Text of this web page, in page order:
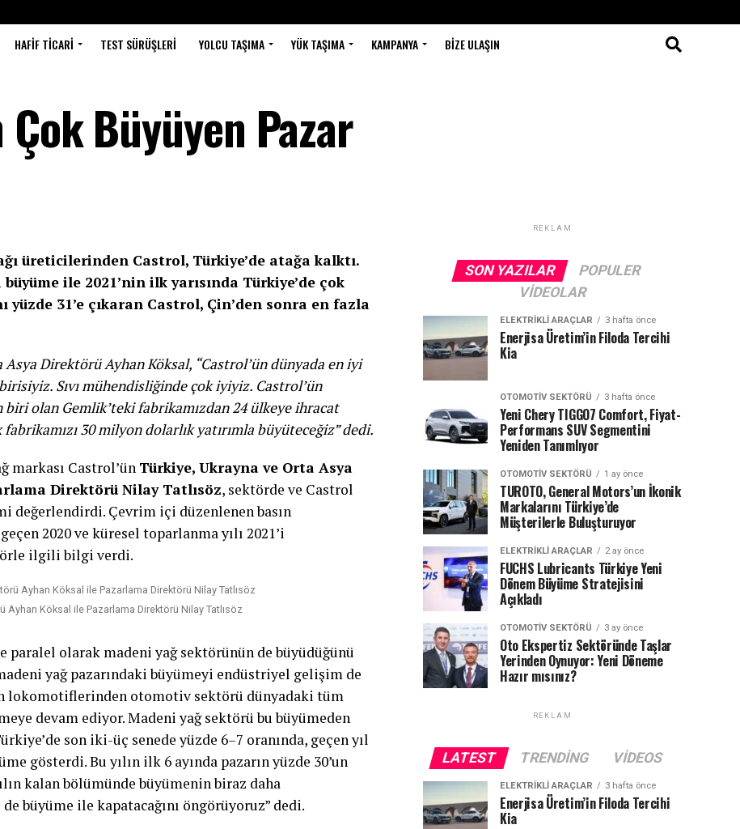
HAFIF TICARI TEST SÜRÜŞLERI YOLCU TAŞIMA YÜK TAŞIMA KAMPANYA BIZE ULAŞIN
Çok Büyüyen Pazar
üreticilerinden Castrol, Türkiye’de atağa kalktı.
ile 2021’nin ilk yarısında Türkiye’de çok
yüzde 31’e çıkaran Castrol, Çin’den sonra en fazla
Direktörü Ayhan Köksal, “Castrol’ün dünyada en iyi
Sıvı mühendisliğinde çok iyiyiz. Castrol’ün
olan Gemlik’teki fabrikamızdan 24 ülkeye ihracat
30 milyon dolarlık yatırımla büyüteceğiz” dedi.
markası Castrol’ün Türkiye, Ukrayna ve Orta Asya
Direktörü Nilay Tatlısöz, sektörde ve Castrol
değerlendirdi. Çevrim içi düzenlenen basın
2020 ve küresel toparlanma yılı 2021’i
ilgili bilgi verdi.
Ayhan Köksal ile Pazarlama Direktörü Nilay Tatlısöz
olarak madeni yağ sektörünün de büyüdüğünü
yağ pazarındaki büyümeyi endüstriyel gelişim de
lokomotiflerinden otomotiv sektörü dünyadaki tüm
devam ediyor. Madeni yağ sektörü bu büyümeden
son iki-üç senede yüzde 6–7 oranında, geçen yıl
gösterdi. Bu yılın ilk 6 ayında pazarın yüzde 30’un
kalan bölümünde büyümenin biraz daha
büyüme ile kapatacağını öngörüyoruz” dedi.
REKLAM
SON YAZILAR
POPULER
VIDEOLAR
ELEKTRIKLI ARAÇLAR 3 hafta önce
Enerjisa Üretim’in Filoda Tercihi
Kia
OTOMOTIV SEKTÖRÜ 3 hafta önce
Yeni Chery TIGGO7 Comfort, Fiyat-
Performans SUV Segmentini
Yeniden Tanımlıyor
OTOMOTIV SEKTÖRÜ 1 ay önce
TUROTO, General Motors’un İkonik
Markalarını Türkiye’de
Müşterilerle Buluşturuyor
ELEKTRIKLI ARAÇLAR 2 ay önce
FUCHS Lubricants Türkiye Yeni
Dönem Büyüme Stratejisini
Açıkladı
OTOMOTIV SEKTÖRÜ 3 ay önce
Oto Ekspertiz Sektöründe Taşlar
Yerinden Oynuyor: Yeni Döneme
Hazır mısınız?
REKLAM
LATEST TRENDING VIDEOS
ELEKTRIKLI ARAÇLAR 3 hafta önce
Enerjisa Üretim’in Filoda Tercihi
Kia